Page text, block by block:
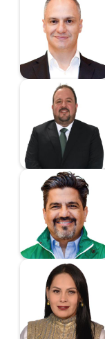
Cuanalo Araujo Jesús
Martín
Diputado
Héctor Alfonso de la
Garza Villarreal
Diputado
De La Mora
Torreblanca Marco
Antonio
Diputado
De Los Santos Flores
Casandra Prisilla
Diputada